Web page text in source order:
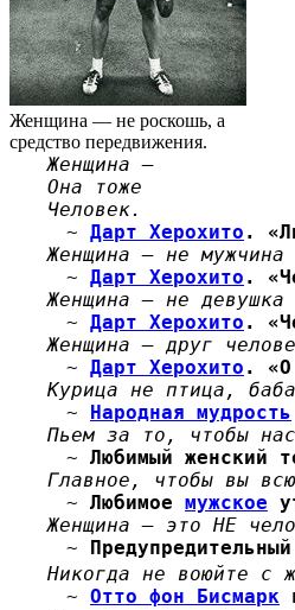
Женщина — не роскошь, а
средство передвижения.
Женщина —
Она тоже
Человек.
~ Дарт Херохито .
Женщина — не мужчина
~ Дарт Херохито .
Женщина — не девушка
~ Дарт Херохито .
Женщина — друг
~ Дарт Херохито . «О
Курица не птица,
~ Народная мудрость
Пьем за то, чтобы
~ Любимый женский
Главное, чтобы вы
~ Любимое мужское
Женщина — это НЕ
~
Никогда не воюйте с
~ Отто фон Бисмарк